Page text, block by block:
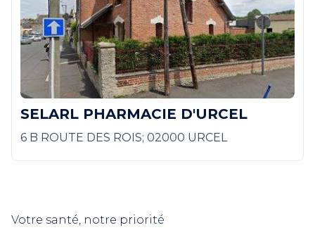
SELARL PHARMACIE D'URCEL
6 B ROUTE DES ROIS; 02000 URCEL
Votre santé, notre priorité